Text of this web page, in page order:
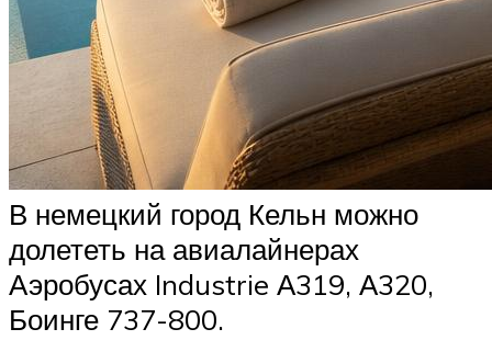
В немецкий город Кельн можно
долететь на авиалайнерах
Аэробусах Industrie А319, А320,
Боинге 737-800.